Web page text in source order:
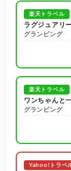
楽天トラベル
ラグジュアリ
グランピング
楽天トラベル
ワンちゃんと
グランピング
Yahoo!トラベ